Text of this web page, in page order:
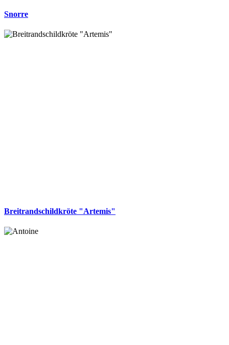
Snorre
Breitrandschildkröte "Artemis"